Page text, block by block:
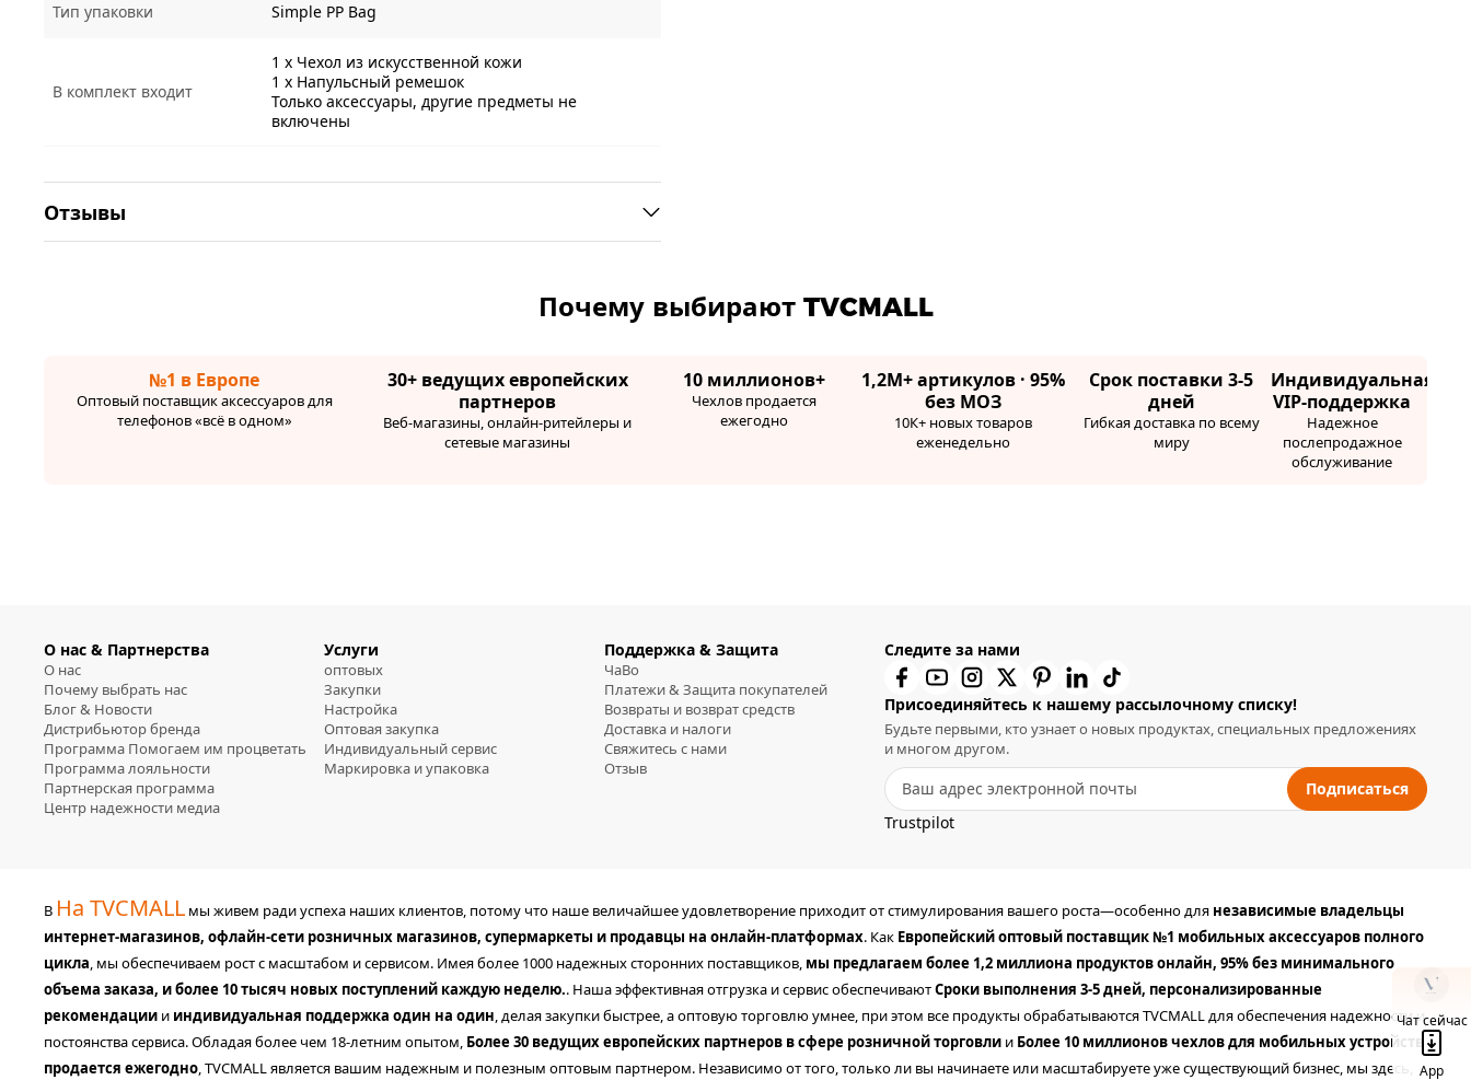
Тип упаковки Simple PP Bag
В комплект входит
1 x Чехол из искусственной кожи
1 x Напульсный ремешок
Только аксессуары, другие предметы не
включены
Отзывы
Почему выбирают TVCMALL
№1 в Европе
Оптовый поставщик аксессуаров для
телефонов «всё в одном»
30+ ведущих европейских
партнеров
Веб-магазины, онлайн-ритейлеры и
сетевые магазины
10 миллионов+
Чехлов продается
ежегодно
1,2М+ артикулов · 95%
без МОЗ
10К+ новых товаров
еженедельно
Срок поставки 3-5
дней
Гибкая доставка по всему
миру
Индивидуальная
VIP-поддержка
Надежное
послепродажное
обслуживание
Чат сейчас
App
О нас & Партнерства
О нас
Почему выбрать нас
Блог & Новости
Дистрибьютор бренда
Программа Помогаем им процветать
Программа лояльности
Партнерская программа
Центр надежности медиа
Услуги
оптовых
Закупки
Настройка
Оптовая закупка
Индивидуальный сервис
Маркировка и упаковка
Поддержка & Защита
ЧаВо
Платежи & Защита покупателей
Возвраты и возврат средств
Доставка и налоги
Свяжитесь с нами
Отзыв
Следите за нами
Присоединяйтесь к нашему рассылочному списку!
Будьте первыми, кто узнает о новых продуктах, специальных предложениях
и многом другом.
Подписаться
Trustpilot
В На TVCMALL мы живем ради успеха наших клиентов, потому что наше величайшее удовлетворение приходит от стимулирования вашего роста—особенно для независимые владельцы
интернет-магазинов, офлайн-сети розничных магазинов, супермаркеты и продавцы на онлайн-платформах. Как Европейский оптовый поставщик №1 мобильных аксессуаров полного
цикла, мы обеспечиваем рост с масштабом и сервисом. Имея более 1000 надежных сторонних поставщиков, мы предлагаем более 1,2 миллиона продуктов онлайн, 95% без минимального
объема заказа, и более 10 тысяч новых поступлений каждую неделю.. Наша эффективная отгрузка и сервис обеспечиваютСроки выполнения 3-5 дней, персонализированные
рекомендации и индивидуальная поддержка один на один, делая закупки быстрее, а оптовую торговлю умнее, при этом все продукты обрабатываются TVCMALL для обеспечения надежности и
постоянства сервиса. Обладая более чем 18-летним опытом, Более 30 ведущих европейских партнеров в сфере розничной торговли и Более 10 миллионов чехлов для мобильных устройств
продается ежегодно, TVCMALL является вашим надежным и полезным оптовым партнером. Независимо от того, только ли вы начинаете или масштабируете уже существующий бизнес, мы здесь,